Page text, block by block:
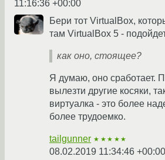
11:16:36 +00:00
Бери тот VirtualBox,
там VirtualBox 5 -
как оно, стоящее?
Я думаю, оно сработает.
вылезти другие косяки,
виртуалка - это более
более трудоемко.
tailgunner ★★★★★
08.02.2019 11:34:46 +00:00